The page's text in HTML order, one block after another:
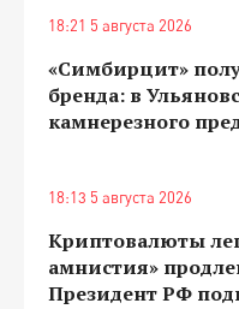
18:21 5 августа 2026
«Симбирцит»
бренда: в
камнерезного
18:13 5 августа 2026
Криптовалюты
амнистия»
Президент РФ